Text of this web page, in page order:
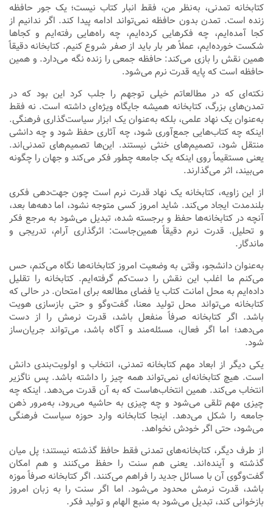
کتابخانه تمدنی، به‌نظر من، فقط انبار کتاب نیست؛ یک جور حافظه
زنده است. تمدن بدون حافظه نمی‌تواند ادامه پیدا کند. اگر ندانیم از
کجا آمده‌ایم، چه فکرهایی کرده‌ایم، چه راه‌هایی رفته‌ایم و کجاها
شکست خورده‌ایم، عملاً هر بار باید از صفر شروع کنیم. کتابخانه دقیقاً
همین نقش را بازی می‌کند: حافظه جمعی را زنده نگه می‌دارد. و همین
حافظه است که پایه قدرت نرم می‌شود.
نکته‌ای که در مطالعاتم خیلی توجهم را جلب کرد این بود که در
تمدن‌های بزرگ، کتابخانه همیشه جایگاه ویژه‌ای داشته است. نه فقط
به‌عنوان یک نهاد علمی، بلکه به‌عنوان یک ابزار سیاست‌گذاری فرهنگی.
اینکه چه کتاب‌هایی جمع‌آوری شود، چه آثاری حفظ شود و چه دانشی
منتقل شود، تصمیم‌های خنثی نیستند. این‌ها تصمیم‌های تمدنی‌اند.
یعنی مستقیماً روی اینکه یک جامعه چطور فکر می‌کند و جهان را چگونه
می‌بیند، اثر می‌گذارند.
از این زاویه، کتابخانه یک نهاد قدرت نرم است چون جهت‌دهی فکری
بلندمدت ایجاد می‌کند. شاید امروز کسی متوجه نشود، اما دهه‌ها بعد،
آنچه در کتابخانه‌ها حفظ و برجسته شده، تبدیل می‌شود به مرجع فکر
و تحلیل. قدرت نرم دقیقاً همین‌جاست: اثرگذاری آرام، تدریجی و
ماندگار.
به‌عنوان دانشجو، وقتی به وضعیت امروز کتابخانه‌ها نگاه می‌کنم، حس
می‌کنم ما اغلب این نقش را دست‌کم گرفته‌ایم. کتابخانه را تقلیل
داده‌ایم به محل امانت کتاب یا فضای مطالعه برای امتحان. در حالی که
کتابخانه می‌تواند محل تولید معنا، گفت‌وگو و حتی بازسازی هویت
باشد. اگر کتابخانه صرفاً منفعل باشد، قدرت نرمش را از دست
می‌دهد؛ اما اگر فعال، مسئله‌مند و آگاه باشد، می‌تواند جریان‌ساز
شود.
یکی دیگر از ابعاد مهم کتابخانه تمدنی، انتخاب و اولویت‌بندی دانش
است. هیچ کتابخانه‌ای نمی‌تواند همه چیز را داشته باشد. پس ناگزیر
انتخاب می‌کند. همین انتخاب‌هاست که به آن قدرت می‌دهد. اینکه چه
چیزی مهم تلقی می‌شود و چه چیزی به حاشیه می‌رود، به‌مرور ذهن
جامعه را شکل می‌دهد. اینجا کتابخانه وارد حوزه سیاست فرهنگی
می‌شود، حتی اگر خودش نخواهد.
از طرف دیگر، کتابخانه‌های تمدنی فقط حافظ گذشته نیستند؛ پل میان
گذشته و آینده‌اند. یعنی هم سنت را حفظ می‌کنند و هم امکان
گفت‌وگوی آن با مسائل جدید را فراهم می‌کنند. اگر کتابخانه صرفاً موزه
باشد، قدرت نرمش محدود می‌شود. اما اگر سنت را به زبان امروز
بازخوانی کند، تبدیل می‌شود به منبع الهام و تولید فکر.